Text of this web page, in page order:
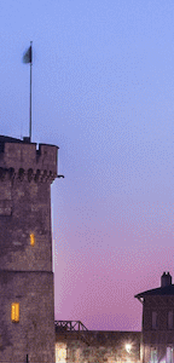
Menu
Ajoutez un logo,
Cliquez pour
ACCUEIL▴ ▾